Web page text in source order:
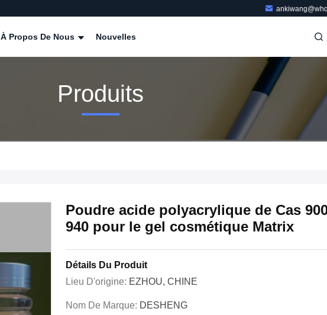
À Propos De Nous Nouvelles
Produits
Poudre acide polyacrylique de Cas
940 pour le gel cosmétique Matrix
Détails Du Produit
Lieu D'origine: EZHOU, CHINE
Nom De Marque: DESHENG